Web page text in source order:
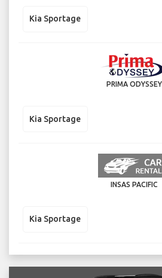
Kia Sportage
PRIMA ODYSSEY
Kia Sportage
INSAS PACIFIC
Kia Sportage